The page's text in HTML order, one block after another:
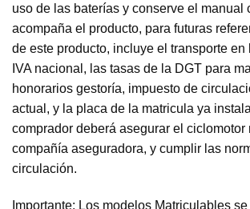
uso de las baterías y conserve el manual
acompaña el producto, para futuras
de este producto, incluye el transporte en
IVA nacional, las tasas de la DGT para
honorarios gestoría, impuesto de
actual, y la placa de la matricula ya
comprador deberá asegurar el ciclomotor
compañía aseguradora, y cumplir las
circulación.
Importante: Los modelos Matriculables